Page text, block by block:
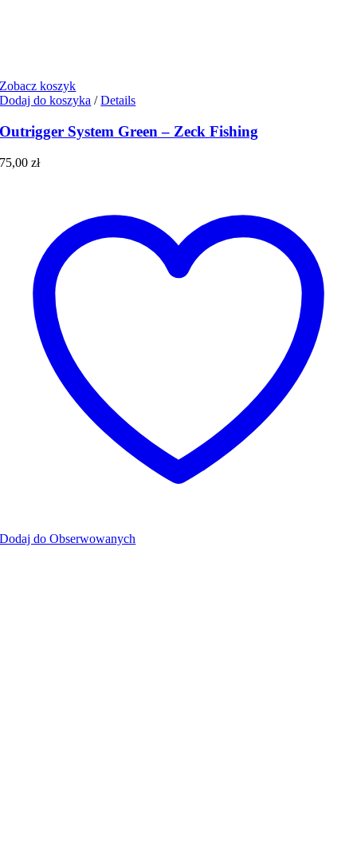
Zobacz koszyk
Dodaj do koszyka / Details
Outrigger System Green – Zeck Fishing
75,00zł
Dodaj do Obserwowanych